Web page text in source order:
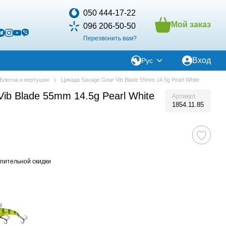
050 444-17-22
096 206-50-50
Перезвонить вам?
Мой заказ
Рус Вход
Блесна и вертушки Цикада Savage Gear Vib Blade 55mm 14.5g Pearl White
Blade 55mm 14.5g Pearl White Артикул
1854.11.85
скидки